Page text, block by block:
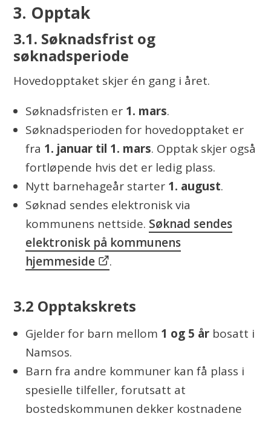
3. Opptak
3.1. Søknadsfrist og
søknadsperiode
Hovedopptaket skjer én gang i året.
Søknadsfristen er 1. mars.
Søknadsperioden for hovedopptaket er
fra 1. januar til 1. mars. Opptak skjer også
fortløpende hvis det er ledig plass.
Nytt barnehageår starter 1. august.
Søknad sendes elektronisk via
kommunens nettside. Søknad sendes
elektronisk på kommunens
hjemmeside
.
3.2 Opptakskrets
Gjelder for barn mellom 1 og 5 år bosatt i
Namsos.
Barn fra andre kommuner kan få plass i
spesielle tilfeller, forutsatt at
bostedskommunen dekker kostnadene